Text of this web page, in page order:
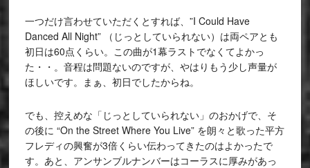
一つだけ言わせていただくとすれば、”I Could Have
Danced All Night” （じっとしていられない）は両ペアとも
初日は60点くらい。この曲が1幕ラストでなくてよかっ
た・・。音程は問題ないのですが、やはりもう少し声量が
ほしいです。まぁ、初日でしたからね。
でも、控えめな「じっとしていられない」のおかげで、そ
の後に “On the Street Where You Live” を朗々と歌った平方
フレディの興奮が3倍くらい伝わってきたのはよかったで
す。あと、アンサンブルナンバーはコーラスに厚みがあっ